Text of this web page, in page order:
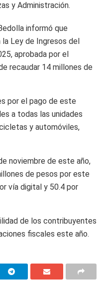
y Administración.
informó que
Ley de Ingresos del
aprobada por el
recaudar 14 millones de
por el pago de este
a todas las unidades
y automóviles,
noviembre de este año,
de pesos por este
vía digital y 50.4 por
de los contribuyentes
fiscales este año.